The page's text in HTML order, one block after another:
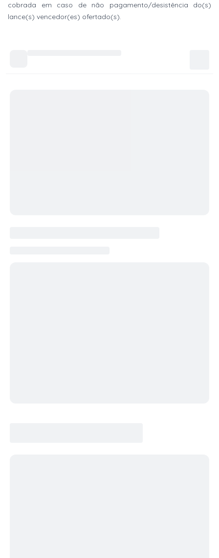
cobrada em caso de não pagamento/desistência do(s)
lance(s) vencedor(es) ofertado(s).